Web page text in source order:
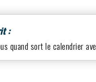
:
quand sort le calendrier